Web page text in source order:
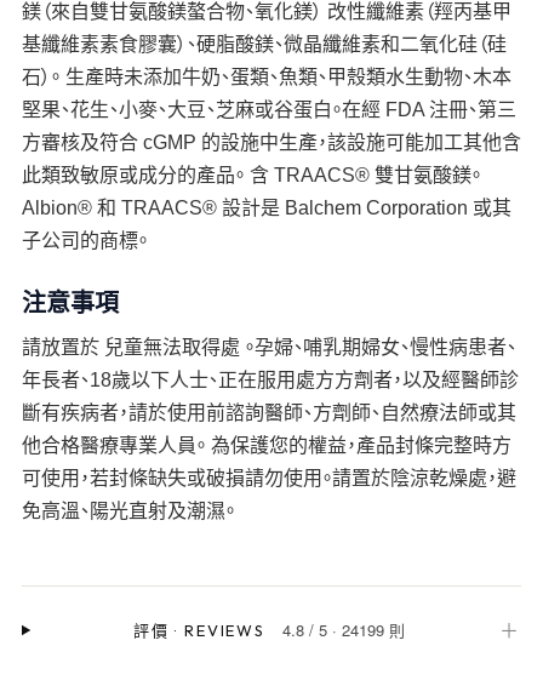
鎂（來自雙甘氨酸鎂螯合物、氧化鎂） 改性纖維素（羥丙基甲
基纖維素素食膠囊）、硬脂酸鎂、微晶纖維素和二氧化硅（硅
石）。 生產時未添加牛奶、蛋類、魚類、甲殼類水生動物、木本
堅果、花生、小麥、大豆、芝麻或谷蛋白。在經 FDA 注冊、第三
方審核及符合 cGMP 的設施中生產，該設施可能加工其他含
此類致敏原或成分的產品。 含 TRAACS® 雙甘氨酸鎂。
Albion® 和 TRAACS® 設計是 Balchem Corporation 或其
子公司的商標。
注意事項
請放置於 兒童無法取得處 。孕婦、哺乳期婦女、慢性病患者、
年長者、18歲以下人士、正在服用處方方劑者，以及經醫師診
斷有疾病者，請於使用前諮詢醫師、方劑師、自然療法師或其
他合格醫療專業人員。 為保護您的權益，產品封條完整時方
可使用，若封條缺失或破損請勿使用。請置於陰涼乾燥處，避
免高溫、陽光直射及潮濕。
評價 ·REVIEWS 4.8/ 5· 24199 則 ＋